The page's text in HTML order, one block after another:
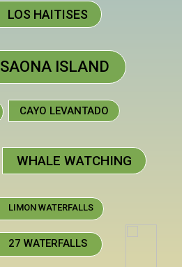
LOS HAITISES
SAONA ISLAND
CAYO LEVANTADO
WHALE WATCHING
LIMON WATERFALLS
27 WATERFALLS